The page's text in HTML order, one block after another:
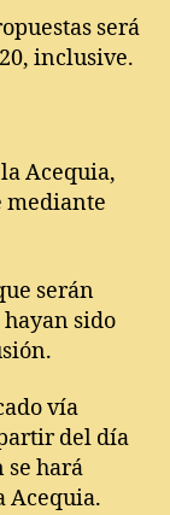
será
inclusive.
Acequia,
mediante
serán
sido
vía
del día
se hará
Acequia.